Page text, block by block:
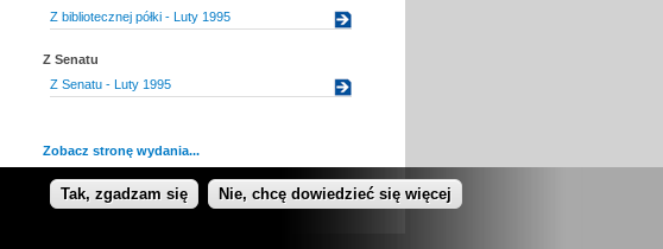
Z bibliotecznej półki - Luty 1995
Z Senatu
Z Senatu - Luty 1995
Zobacz stronę wydania...
Tak, zgadzam się Nie, chcę dowiedzieć się więcej